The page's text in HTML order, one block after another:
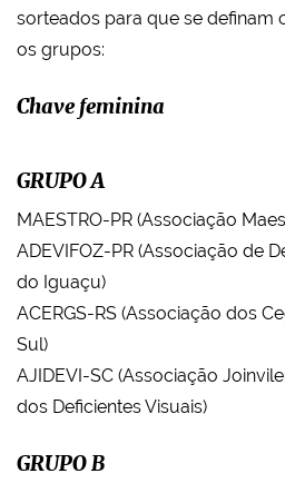
sorteados para que se definam
os grupos:
Chave feminina
GRUPO A
MAESTRO-PR (Associação
ADEVIFOZ-PR (Associação de
do Iguaçu)
ACERGS-RS (Associação dos
Sul)
AJIDEVI-SC (Associação
dos Deficientes Visuais)
GRUPO B